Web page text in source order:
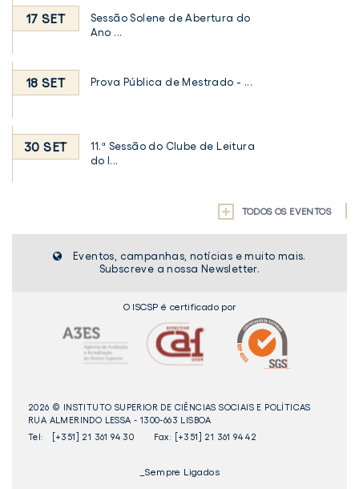
17 SET
Sessão Solene de Abertura do
Ano ...
18 SET Prova Pública de Mestrado - ...
30 SET
11.ª Sessão do Clube de Leitura
do I...
TODOS OS EVENTOS
Eventos, campanhas, notícias e muito mais.
Subscreve a nossa Newsletter.
O ISCSP é certificado por
2026 © INSTITUTO SUPERIOR DE CIÊNCIAS SOCIAIS E POLÍTICAS
RUA ALMERINDO LESSA - 1300-663 LISBOA
Tel:
[+351] 21 361 94 30 Fax: [+351] 21 361 94 42
_Sempre Ligados